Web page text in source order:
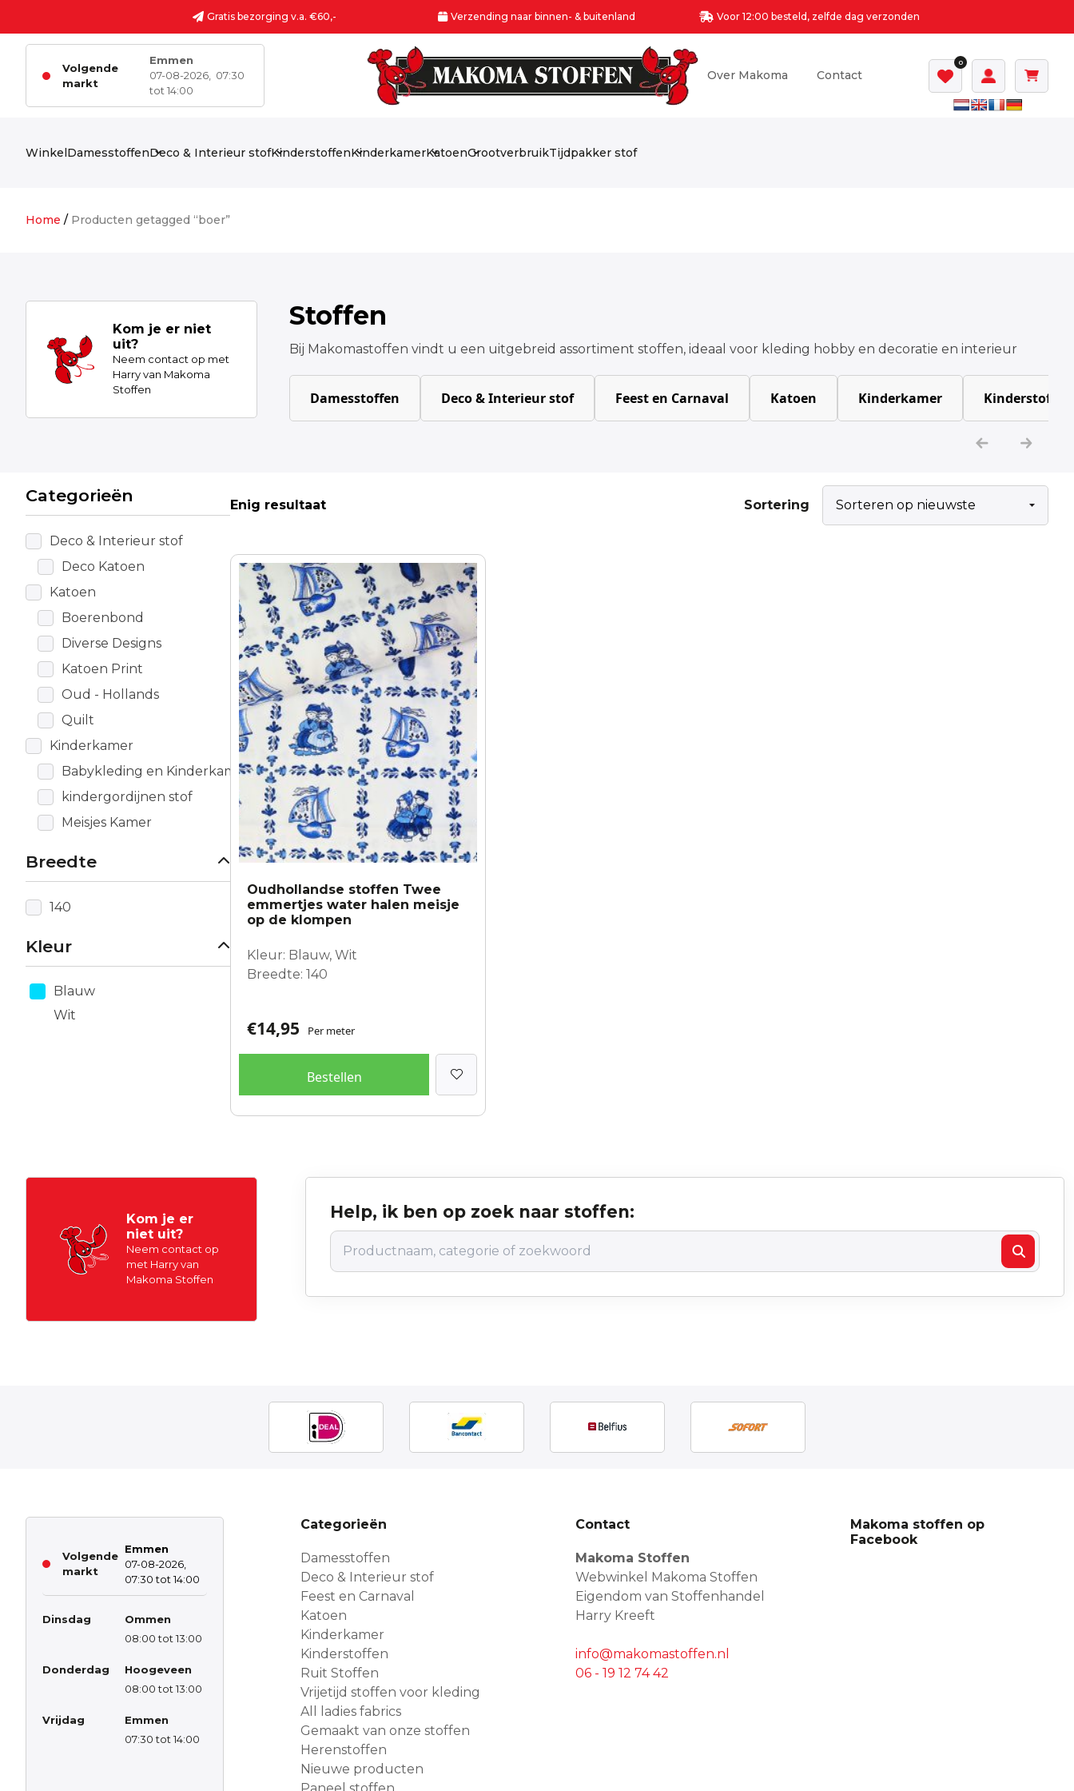
Gratis bezorging v.a. €60,- Verzending naar binnen- & buitenland Voor 12:00 besteld, zelfde dag verzonden
Volgende
markt
Emmen
07-08-2026,
07:30
tot 14:00
Over Makoma Contact
0
WinkelDamesstoffenDeco & Interieur stofKinderstoffenKinderkamerKatoenGrootverbruikTijdpakker stof
Home / Producten getagged “boer”
Kom je er niet
uit?
Neem contact op met
Harry van Makoma
Stoffen
Stoffen
Bij Makomastoffen vindt u een uitgebreid assortiment stoffen, ideaal voor kleding hobby en decoratie en interieur
Damesstoffen Deco & Interieur stof Feest en Carnaval Katoen Kinderkamer Kinderstoffen
Categorieën
Deco & Interieur stof
Deco Katoen
Katoen
Boerenbond
Diverse Designs
Katoen Print
Oud - Hollands
Quilt
Kinderkamer
Babykleding en Kinderkamer
kindergordijnen stof
Meisjes Kamer
Breedte
140
Kleur
Blauw
Wit
Enig resultaat Sortering
Oudhollandse stoffen Twee
emmertjes water halen meisje
op de klompen
Kleur: Blauw, Wit
Breedte: 140
€14,95 Per meter
Bestellen
Kom je er
niet uit?
Neem contact op
met Harry van
Makoma Stoffen
Help, ik ben op zoek naar stoffen:
Volgende
markt
Emmen
07-08-2026,
07:30 tot 14:00
Dinsdag
Ommen
08:00 tot 13:00
Donderdag
Hoogeveen
08:00 tot 13:00
Vrijdag
Emmen
07:30 tot 14:00
Categorieën
Damesstoffen
Deco & Interieur stof
Feest en Carnaval
Katoen
Kinderkamer
Kinderstoffen
Ruit Stoffen
Vrijetijd stoffen voor kleding
All ladies fabrics
Gemaakt van onze stoffen
Herenstoffen
Nieuwe producten
Paneel stoffen
Contact
Makoma Stoffen
Webwinkel Makoma Stoffen
Eigendom van Stoffenhandel
Harry Kreeft
info@makomastoffen.nl
06 - 19 12 74 42
Makoma stoffen op
Facebook